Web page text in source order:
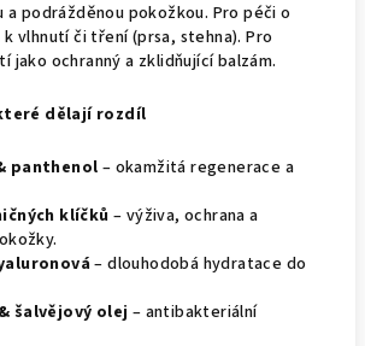
a podrážděnou pokožkou. Pro péči o
vlhnutí či tření (prsa, stehna). Pro
jako ochranný a zklidňující balzám.
dělají rozdíl
panthenol – okamžitá regenerace a
klíčků – výživa, ochrana a
– dlouhodobá hydratace do
šalvějový olej – antibakteriální